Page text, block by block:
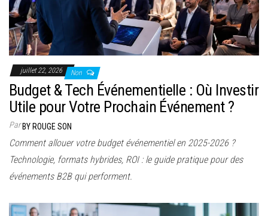
juillet 22, 2026 Non
Budget & Tech Événementielle : Où Investir
Utile pour Votre Prochain Événement ?
ParBY ROUGE SON
Comment allouer votre budget événementiel en 2025-2026 ?
Technologie, formats hybrides, ROI : le guide pratique pour des
événements B2B qui performent.